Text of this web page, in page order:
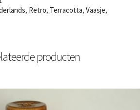
, Retro, Terracotta, Vaasje,
producten